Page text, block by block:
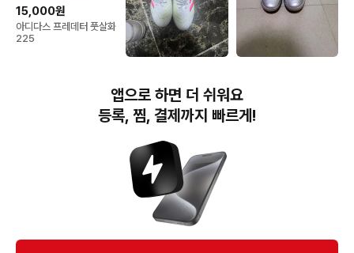
15,000원
아디다스 프레데터 풋살화
225
아디다스 프레데터25 엘
리트ag 2g3g 245-250
(앱솔리온 모티브) 풋살화
실버/네온 판매
번개장터(주) 사업자정보, 이용약관 및 기타 법적고지
번개장터㈜는 통신판매중개자이며, 통신판매의 당사자가 아닙니다. 전자상거래 등에서의
소비자보호에 관한 법률 등 관련 법령 및 번개장터㈜의 약관에 따라 상품, 상품정보, 거래에 관한 책임은
개별 판매자에게 귀속하고, 번개장터㈜는 원칙적으로 회원간 거래에 대하여 책임을 지지 않습니다.
다만, 번개장터㈜가 직접 판매하는 상품에 대한 책임은 번개장터㈜에게 귀속합니다.
앱으로 하면 더 쉬워요
등록, 찜, 결제까지 빠르게!